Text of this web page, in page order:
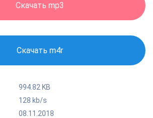
Скачать mp3
Скачать m4r
994.82 KB
128 kb/s
08.11.2018